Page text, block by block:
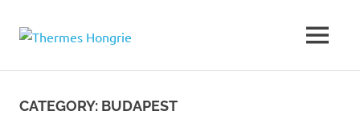
Hongrie
thermaux
Hongrie
MENU
CATEGORY: BUDAPEST